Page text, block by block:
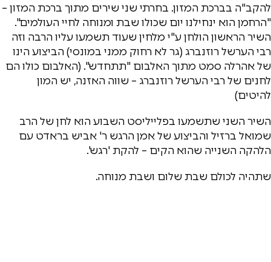
להקב"ה בברכת המזון. בחרתי שני שירים מתוך ברכת המזון –
"הרחמן הוא ינחילנו יום שכולו שבת ומנוחה לחיי העולמים".
השיר הראשון הולחן ע"י מלחין שעוד תשמעו עליו הרבה וזה
רבי הערשל רוזנברג (גר לא רחוק ממני במונסי) הביצוע הינו
של אהרלה סמט מתוך האלבום "תתחדש". (האלבום כולו הם
לחנים של רבי הערשל רוזנברג – שווה האזנה, יש המון
להיטים)
השיר השני שתשמעו בפלייליסט השבוע הוא לחן של הרב
שמואל ברזיל והביצוע של אמן הרגש ר' אביש בראדט עם
הלהקה השנייה שהוא הקים – להקת 'רגש'.
שתהיה לכולם שבת שלום ושבת מנוחה.